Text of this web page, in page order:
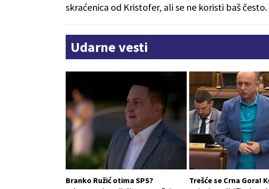
skraćenica od Kristofer, ali se ne koristi baš
Udarne vesti
Branko Ružić otima SPS?
Trešće se Crna Gora!